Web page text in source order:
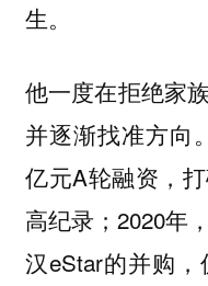
生。
他一度在拒绝家
并逐渐找准方向
亿元A轮融资，
高纪录；2020年
汉eStar的并购